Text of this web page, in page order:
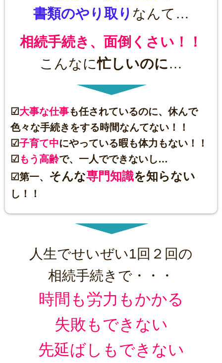
書類のやり取り なんて…
相続手続き、面倒くさい！！
こんなに忙しいのに…
☑大事な仕事も任されているのに、休んで
色々な手続きをする時間なんてない！！
☑子育て中にやっている暇も体力もない！！
☑ もう高齢で、一人でできないし…
☑第一、 そんな専門知識を知らない
し！！
人生でせいぜい1回２回の
相続手続きで・・・
時間も労力もかかる
失敗もできない
先延ばしもできない